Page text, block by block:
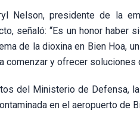
Nelson, presidente de la
señaló: “Es un honor haber
de la dioxina en Bien Hoa,
comenzar y ofrecer soluciones
del Ministerio de Defensa,
en el aeropuerto de